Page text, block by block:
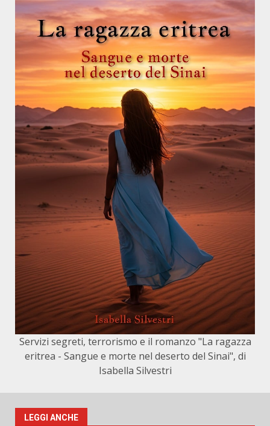
Servizi segreti, terrorismo e il romanzo "La ragazza
eritrea - Sangue e morte nel deserto del Sinai", di
Isabella Silvestri
LEGGI ANCHE